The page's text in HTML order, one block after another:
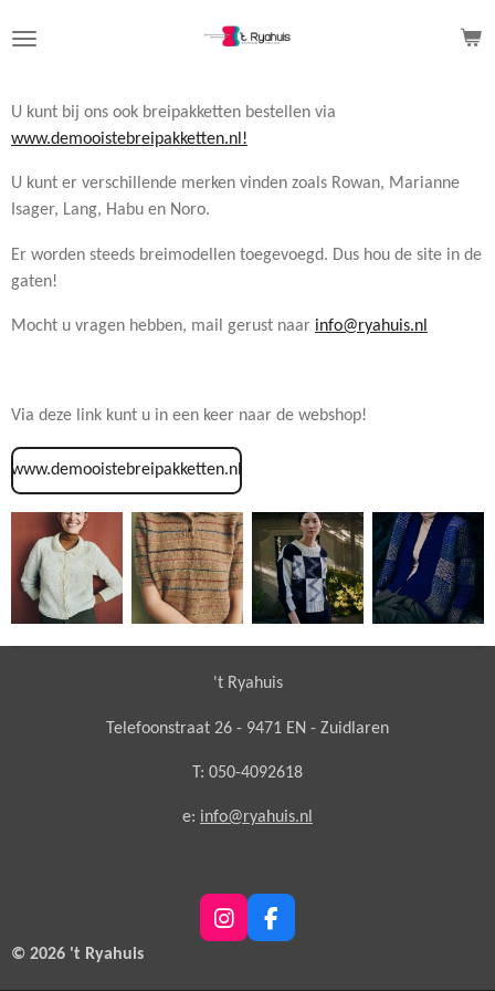
direct
de
hoofdinhoud
U kunt bij ons ook breipakketten bestellen via
www.demooistebreipakketten.nl!
U kunt er verschillende merken vinden zoals Rowan, Marianne
Isager, Lang, Habu en Noro.
Er worden steeds breimodellen toegevoegd. Dus hou de site in de
gaten!
Mocht u vragen hebben, mail gerust naar info@ryahuis.nl
Via deze link kunt u in een keer naar de webshop!
www.demooistebreipakketten.nl
't Ryahuis
Telefoonstraat 26 - 9471 EN - Zuidlaren
T: 050-4092618
e: info@ryahuis.nl
I
n
F
a
© 2026 't Ryahuis